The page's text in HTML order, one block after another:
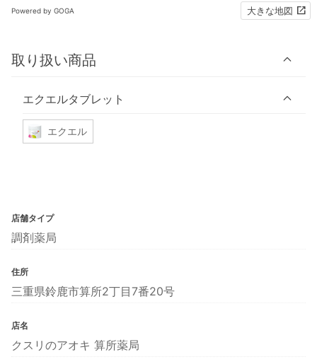
Powered by GOGA 大きな地図
取り扱い商品
エクエルタブレット
エクエル
店舗タイプ
調剤薬局
住所
三重県鈴鹿市算所2丁目7番20号
店名
クスリのアオキ 算所薬局